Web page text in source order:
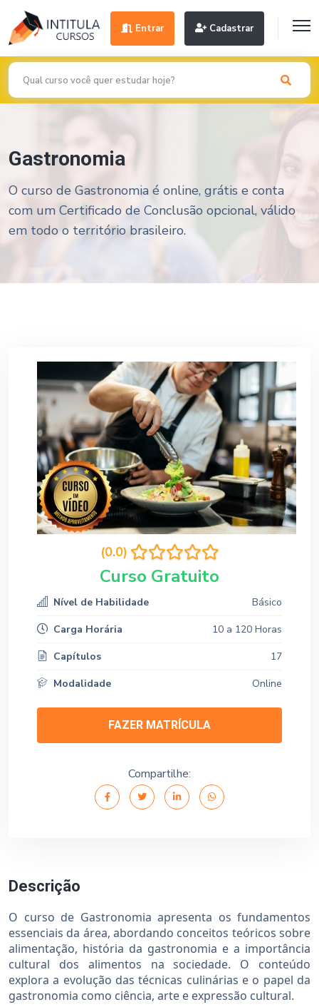
Entrar Cadastrar
Gastronomia
O curso de Gastronomia é online, grátis e conta
com um Certificado de Conclusão opcional, válido
em todo o território brasileiro.
Descrição
O curso de Gastronomia apresenta os fundamentos
essenciais da área, abordando conceitos teóricos sobre
alimentação, história da gastronomia e a importância
cultural dos alimentos na sociedade. O conteúdo
explora a evolução das técnicas culinárias e o papel da
gastronomia como ciência, arte e expressão cultural.
(0.0)
Curso Gratuito
Nível de Habilidade
Básico
Carga Horária
10 a 120 Horas
Capítulos
17
Modalidade
Online
FAZER MATRÍCULA
Compartilhe: